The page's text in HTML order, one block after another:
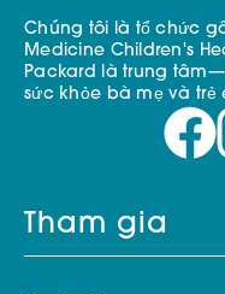
Chúng tôi là tổ chức
Medicine Children's
Packard là trung
sức khỏe bà mẹ và trẻ
Tham gia